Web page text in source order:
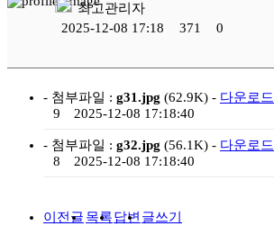
최고관리자
2025-12-08 17:18
371 0
- 첨부파일 : g31.jpg (62.9K) - 다운로드
9
2025-12-08 17:18:40
- 첨부파일 : g32.jpg (56.1K) - 다운로드
8
2025-12-08 17:18:40
이전글 목록답변 글쓰기